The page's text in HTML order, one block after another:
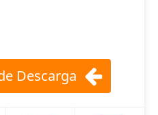
Descarga